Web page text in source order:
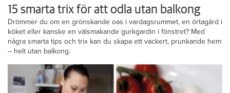
15 smarta trix för att odla utan balkong
Drömmer du om en grönskande oas i vardagsrummet, en örtagård i
köket eller kanske en välsmakande gurkgardin i fönstret? Med
några smarta tips och trix kan du skapa ett vackert, prunkande hem
– helt utan balkong.